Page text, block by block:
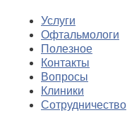
Услуги
Офтальмологи
Полезное
Контакты
Вопросы
Клиники
Сотрудничество